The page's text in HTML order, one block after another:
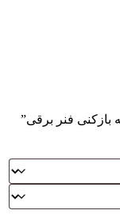
فنر برقی”